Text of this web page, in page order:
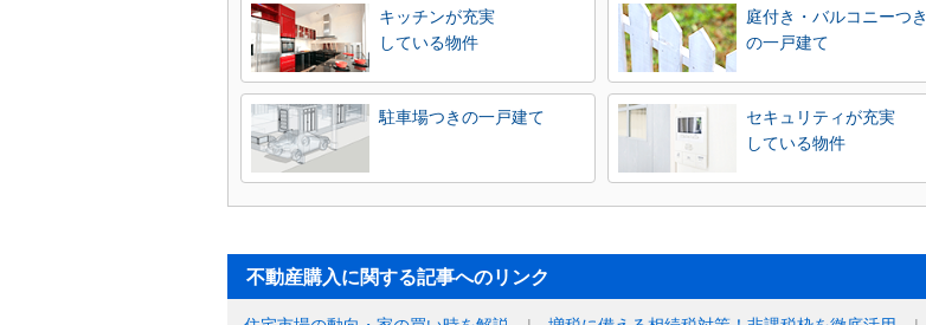
キッチンが充実
している物件
庭付き・バルコニーつき
の一戸建て
駐車場つきの一戸建て
セキュリティが充実
している物件
不動産購入に関する記事へのリンク